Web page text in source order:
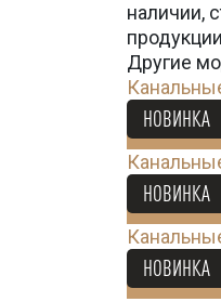
наличии,
Другие
НОВИНКА
34 900Ꝑ
НОВИНКА
35 900Ꝑ
НОВИНКА
37 400Ꝑ